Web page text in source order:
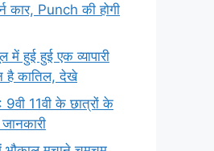
कार, Punch की होगी
हुई हुई एक व्यापारी
है कातिल, देखे
11वी के छात्रों के